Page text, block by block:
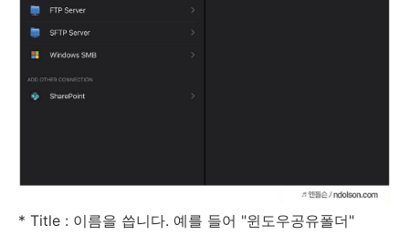
* Title : 이름을 씁니다. 예를 들어 "윈도우공유폴더"